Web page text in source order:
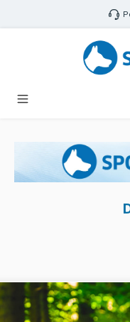
Zum Hauptinhalt springen